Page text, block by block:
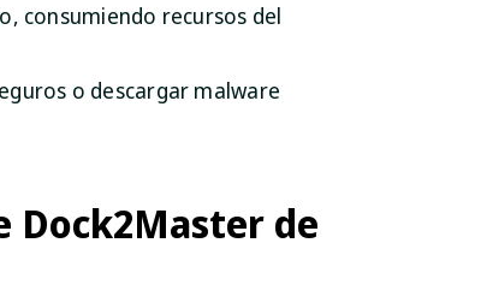
consumiendo recursos del
o descargar malware
Dock2Master de